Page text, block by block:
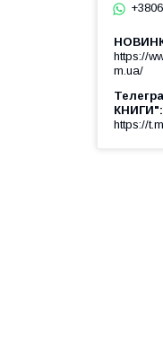
https://
m.ua/
КНИГИ"
https://